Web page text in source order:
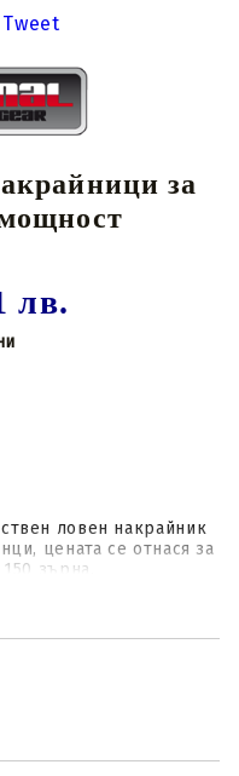
Tweet
за
лв.
ловен накрайник
цената се отнася за
зърна.